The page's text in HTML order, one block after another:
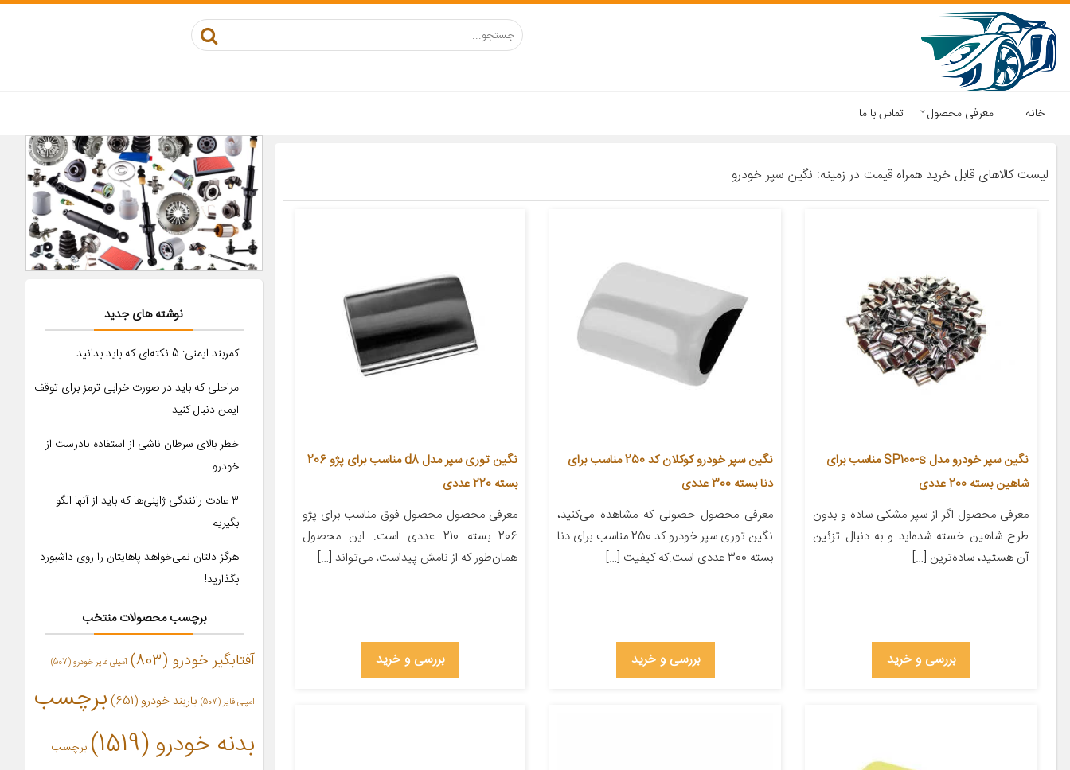
خانه معرفی محصول تماس با ما
لیست کالاهای قابل خرید همراه قیمت در زمینه: نگین سپر خودرو
نگین سپر خودرو مدل SP100-s مناسب برای
شاهین بسته 200 عددی
معرفی محصول اگر از سپر مشکی ساده و بدون
طرح شاهین خسته شده‌اید و به دنبال تزئین
آن هستید، ساده‌ترین […]
بررسی و خرید
نگین سپر خودرو کوکلان کد 250 مناسب برای
دنا بسته 300 عددی
معرفی محصول حصولی که مشاهده می‌کنید،
نگین توری سپر خودرو کد 250 مناسب برای دنا
بسته 300 عددی است.که کیفیت […]
بررسی و خرید
نگین توری سپر مدل d8 مناسب برای پژو 206
بسته 220 عددی
معرفی محصول محصول فوق مناسب برای پژو
206 بسته 210 عددی است. این محصول
همان‌طور که از نامش پیداست، می‌تواند […]
بررسی و خرید
نوشته های جدید
کمربند ایمنی: 5 نکته‌ای که باید بدانید
مراحلی که باید در صورت خرابی ترمز برای توقف
ایمن دنبال کنید
خطر بالای سرطان ناشی از استفاده نادرست از
خودرو
۳ عادت رانندگی ژاپنی‌ها که باید از آنها الگو
بگیریم
هرگز دلتان نمی‌خواهد پاهایتان را روی داشبورد
بگذارید!
برچسب محصولات منتخب
آفتابگیر خودرو (803) آمپلی فایر خودرو(507)
امپلی فایر (507) باربند خودرو(651)
برچسب
بدنه خودرو(1519) برچسب